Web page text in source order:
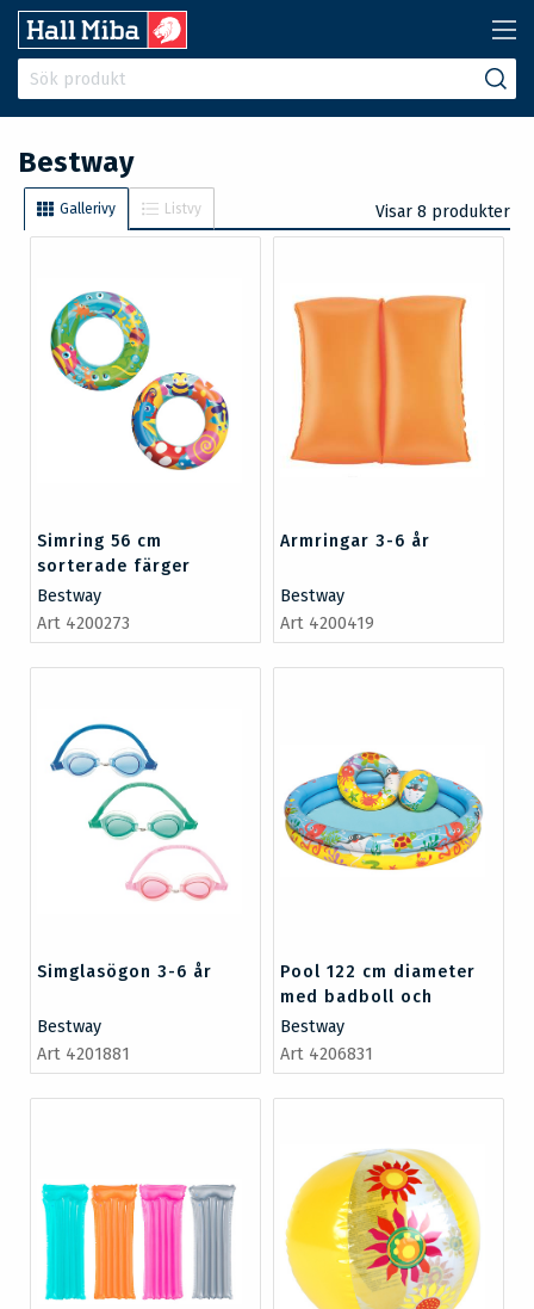
Bestway
Gallerivy Listvy Visar 8 produkter
Simring 56 cm
sorterade färger
Bestway
Art 4200273
Armringar 3-6 år
Bestway
Art 4200419
Simglasögon 3-6 år
Bestway
Art 4201881
Pool 122 cm diameter
med badboll och
simring
Bestway
Art 4206831